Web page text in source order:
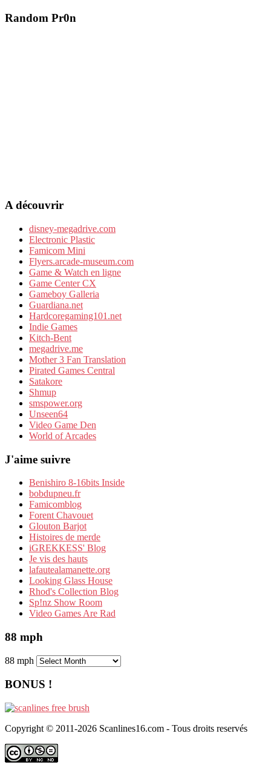
Random Pr0n
A découvrir
disney-megadrive.com
Electronic Plastic
Famicom Mini
Flyers.arcade-museum.com
Game & Watch en ligne
Game Center CX
Gameboy Galleria
Guardiana.net
Hardcoregaming101.net
Indie Games
Kitch-Bent
megadrive.me
Mother 3 Fan Translation
Pirated Games Central
Satakore
Shmup
smspower.org
Unseen64
Video Game Den
World of Arcades
J'aime suivre
Benishiro 8-16bits Inside
bobdupneu.fr
Famicomblog
Forent Chavouet
Glouton Barjot
Histoires de merde
iGREKKESS' Blog
Je vis des hauts
lafautealamanette.org
Looking Glass House
Rhod's Collection Blog
Sp!nz Show Room
Video Games Are Rad
88 mph
88 mph
BONUS !
Copyright © 2011-2026 Scanlines16.com - Tous droits reservés